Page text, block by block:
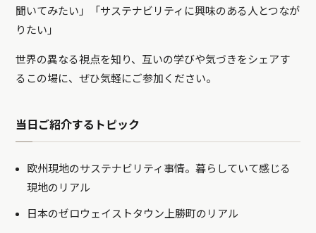
聞いてみたい」「サステナビリティに興味のある人とつなが
りたい」
世界の異なる視点を知り、互いの学びや気づきをシェアす
るこの場に、ぜひ気軽にご参加ください。
当日ご紹介するトピック
欧州現地のサステナビリティ事情。暮らしていて感じる
現地のリアル
日本のゼロウェイストタウン上勝町のリアル